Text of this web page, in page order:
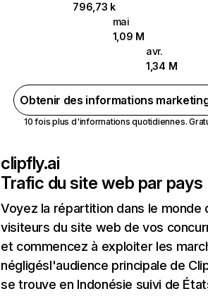
796,73 k
mai
1,09 M
avr.
1,34 M
Obtenir des informations
10 fois plus d'informations quotidiennes.
clipfly.ai
Trafic du site web par pays
Voyez la répartition dans le monde
visiteurs du site web de vos
et commencez à exploiter les
négligésl'audience principale de
se trouve en Indonésie suivi de